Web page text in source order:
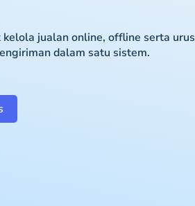
jualan online, offline serta urus
dalam satu sistem.